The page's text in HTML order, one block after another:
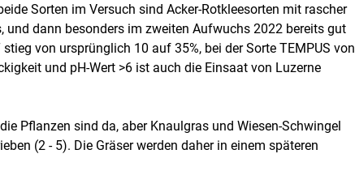
Sorten im Versuch sind Acker-Rotkleesorten mit rascher
dann besonders im zweiten Aufwuchs 2022 bereits gut
von ursprünglich 10 auf 35%, bei der Sorte TEMPUS von
und pH-Wert >6 ist auch die Einsaat von Luzerne
Pflanzen sind da, aber Knaulgras und Wiesen-Schwingel
(2 - 5). Die Gräser werden daher in einem späteren